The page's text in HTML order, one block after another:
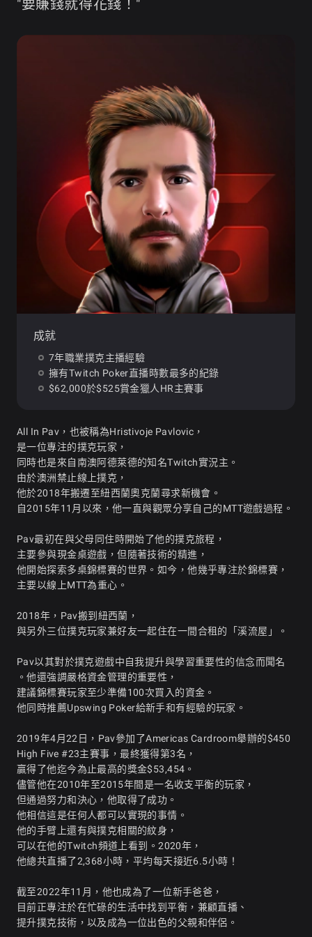
"要賺錢就得花錢！"
成就
7年職業撲克主播經驗
擁有Twitch Poker直播時數最多的紀錄
$62,000於$525賞金獵人HR主賽事
All In Pav，也被稱為Hristivoje Pavlovic，
是一位專注的撲克玩家，
同時也是來自南澳阿德萊德的知名Twitch實況主。
由於澳洲禁止線上撲克，
他於2018年搬遷至紐西蘭奧克蘭尋求新機會。
自2015年11月以來，他一直與觀眾分享自己的MTT遊戲過程。
Pav最初在與父母同住時開始了他的撲克旅程，
主要參與現金桌遊戲，但隨著技術的精進，
他開始探索多桌錦標賽的世界。如今，他幾乎專注於錦標賽，
主要以線上MTT為重心。
2018年，Pav搬到紐西蘭，
與另外三位撲克玩家兼好友一起住在一間合租的「溪流屋」。
Pav以其對於撲克遊戲中自我提升與學習重要性的信念而聞名
。他還強調嚴格資金管理的重要性，
建議錦標賽玩家至少準備100次買入的資金。
他同時推薦Upswing Poker給新手和有經驗的玩家。
2019年4月22日，Pav參加了Americas Cardroom舉辦的$450
High Five #23主賽事，最終獲得第3名，
贏得了他迄今為止最高的獎金$53,454。
儘管他在2010年至2015年間是一名收支平衡的玩家，
但通過努力和決心，他取得了成功。
他相信這是任何人都可以實現的事情。
他的手臂上還有與撲克相關的紋身，
可以在他的Twitch頻道上看到。2020年，
他總共直播了2,368小時，平均每天接近6.5小時！
截至2022年11月，他也成為了一位新手爸爸，
目前正專注於在忙碌的生活中找到平衡，兼顧直播、
提升撲克技術，以及成為一位出色的父親和伴侶。